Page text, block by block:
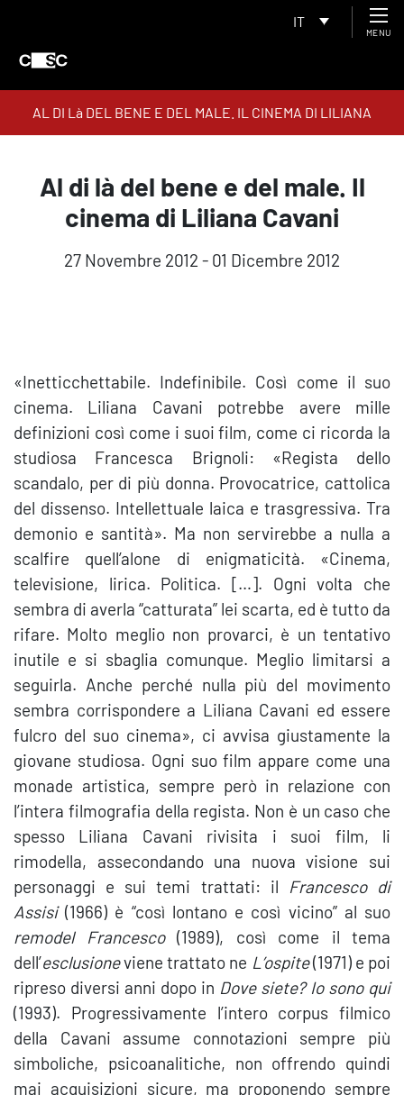
IT
MENU
AL DI Là DEL BENE E DEL MALE. IL CINEMA DI LILIANA
CAVANI
Al di là del bene e del male. Il
cinema di Liliana Cavani
27 Novembre 2012 - 01 Dicembre 2012
«Inetticchettabile. Indefinibile. Così come il suo
cinema. Liliana Cavani potrebbe avere mille
definizioni così come i suoi film, come ci ricorda la
studiosa Francesca Brignoli: «Regista dello
scandalo, per di più donna. Provocatrice, cattolica
del dissenso. Intellettuale laica e trasgressiva. Tra
demonio e santità». Ma non servirebbe a nulla a
scalfire quell’alone di enigmaticità. «Cinema,
televisione, lirica. Politica. […]. Ogni volta che
sembra di averla “catturata” lei scarta, ed è tutto da
rifare. Molto meglio non provarci, è un tentativo
inutile e si sbaglia comunque. Meglio limitarsi a
seguirla. Anche perché nulla più del movimento
sembra corrispondere a Liliana Cavani ed essere
fulcro del suo cinema», ci avvisa giustamente la
giovane studiosa. Ogni suo film appare come una
monade artistica, sempre però in relazione con
l’intera filmografia della regista. Non è un caso che
spesso Liliana Cavani rivisita i suoi film, li
rimodella, assecondando una nuova visione sui
personaggi e sui temi trattati: il Francesco di
Assisi(1966) è “così lontano e così vicino” al suo
remodel Francesco(1989), così come il tema
dell’esclusioneviene trattato ne L’ospite(1971) e poi
ripreso diversi anni dopo in Dove siete? Io sono qui
(1993). Progressivamente l’intero corpus filmico
della Cavani assume connotazioni sempre più
simboliche, psicoanalitiche, non offrendo quindi
mai acquisizioni sicure, ma proponendo sempre